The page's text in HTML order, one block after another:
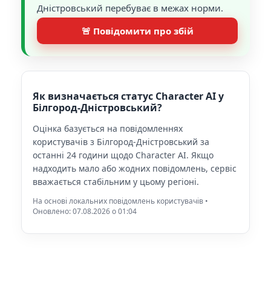
Дністровський перебуває в межах норми.
🚨 Повідомити про збій
Як визначається статус Character AI у
Білгород-Дністровський?
Оцінка базується на повідомленнях
користувачів з Білгород-Дністровський за
останні 24 години щодо Character AI. Якщо
надходить мало або жодних повідомлень, сервіс
вважається стабільним у цьому регіоні.
На основі локальних повідомлень користувачів •
Оновлено: 07.08.2026 o 01:04